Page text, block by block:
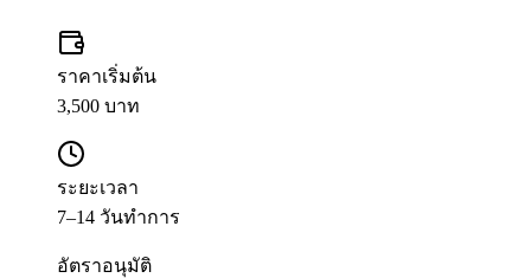
ราคาเริ่มต้น
3,500 บาท
ระยะเวลา
7–14 วันทำการ
อัตราอนุมัติ